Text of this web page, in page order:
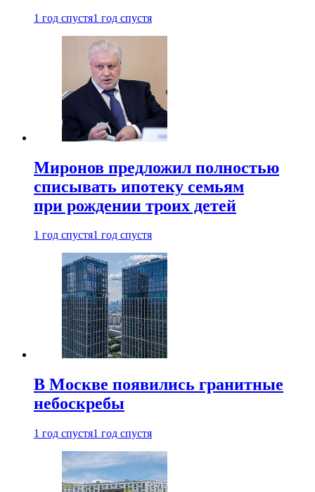
1 год спустя1 год спустя
Миронов предложил полностью
списывать ипотеку семьям
при рождении троих детей
1 год спустя1 год спустя
В Москве появились гранитные
небоскребы
1 год спустя1 год спустя